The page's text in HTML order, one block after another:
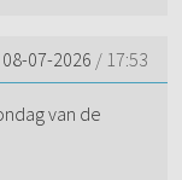
08-07-2026 / 17:53
van de